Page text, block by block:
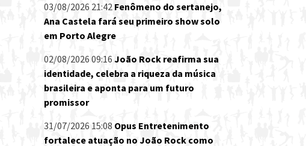
03/08/2026 21:42 Fenômeno do sertanejo,
Ana Castela fará seu primeiro show solo
em Porto Alegre
02/08/2026 09:16 João Rock reafirma sua
identidade, celebra a riqueza da música
brasileira e aponta para um futuro
promissor
31/07/2026 15:08 Opus Entretenimento
fortalece atuação no João Rock como